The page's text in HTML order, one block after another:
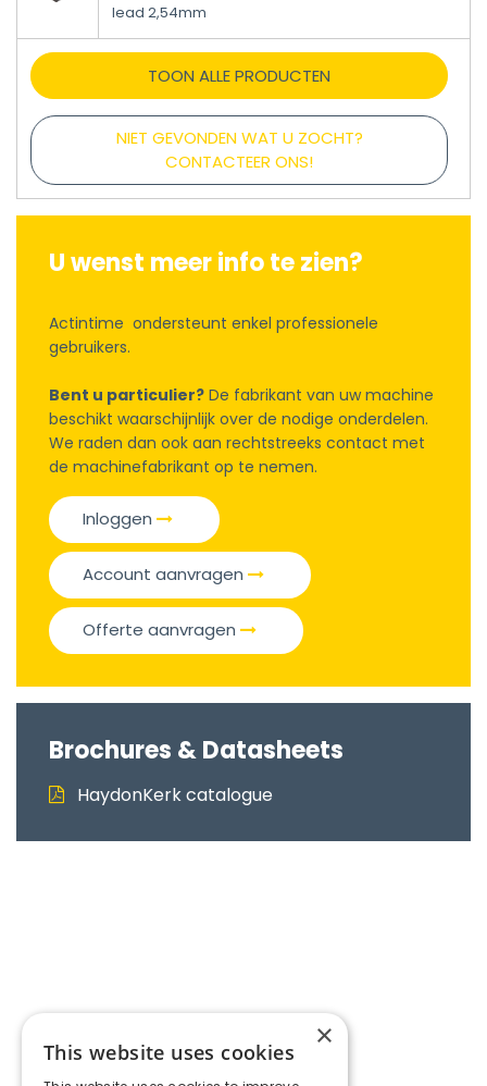
lead 2,54mm
TOON ALLE PRODUCTEN
NIET GEVONDEN WAT U ZOCHT?
CONTACTEER ONS!
U wenst meer info te zien?
Actintime ondersteunt enkel professionele
gebruikers.
Bent u particulier? De fabrikant van uw machine
beschikt waarschijnlijk over de nodige onderdelen.
We raden dan ook aan rechtstreeks contact met
de machinefabrikant op te nemen.
Inloggen
Account aanvragen
Offerte aanvragen
Brochures & Datasheets
HaydonKerk catalogue
×
This website uses cookies